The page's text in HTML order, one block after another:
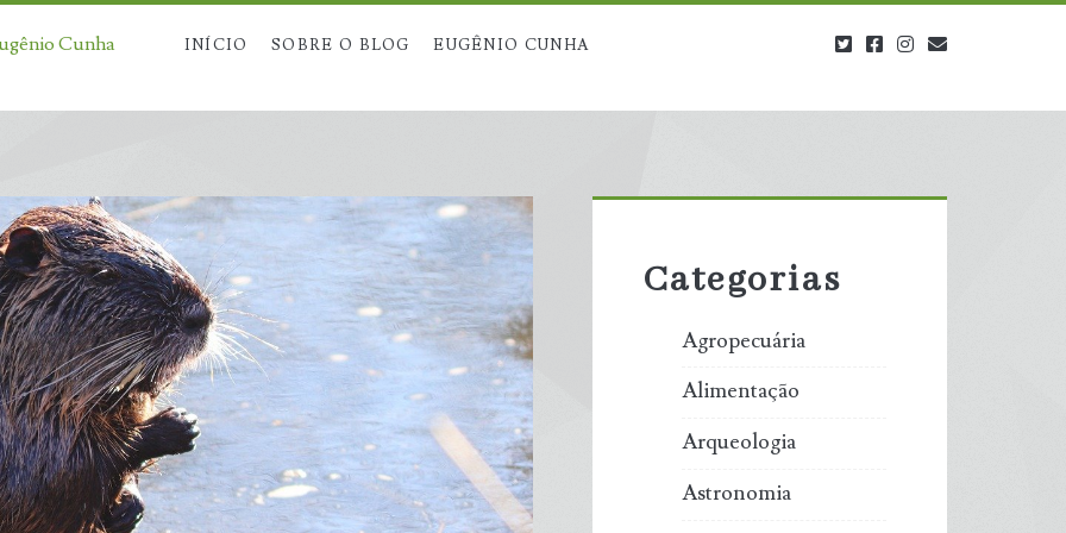
Cunha INÍCIO SOBRE O BLOG EUGÊNIO CUNHA twitterfacebookinstagram
Sidebar
Categorias
Agropecuária
Alimentação
Arqueologia
Astronomia